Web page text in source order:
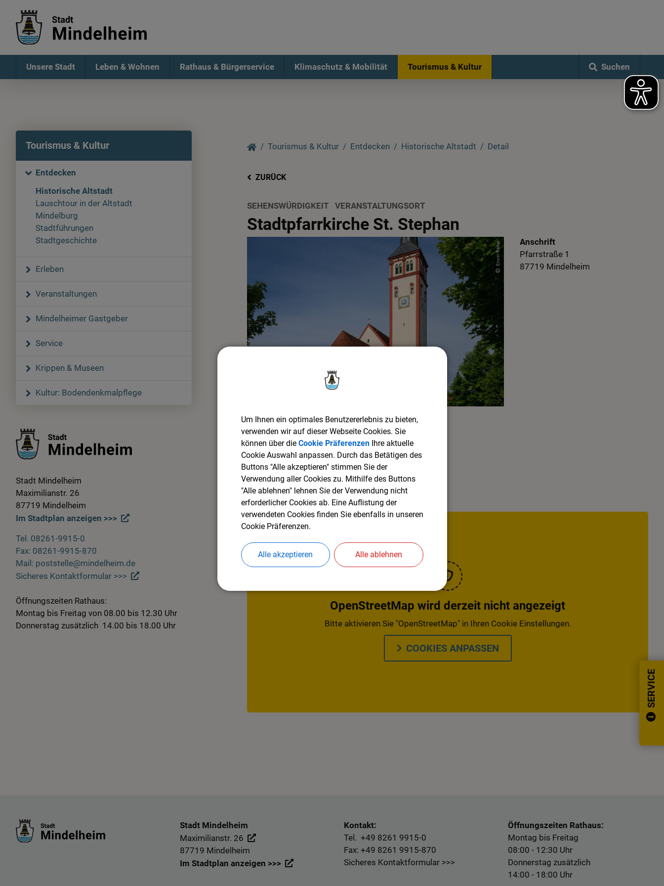
Suchen
Unsere Stadt Leben & Wohnen Rathaus & Bürgerservice Klimaschutz & Mobilität Tourismus & Kultur
SERVICE
Tourismus & Kultur
Entdecken
Historische Altstadt
Lauschtour in der Altstadt
Mindelburg
Stadtführungen
Stadtgeschichte
Erleben
Veranstaltungen
Mindelheimer Gastgeber
Service
Krippen & Museen
Kultur: Bodendenkmalpflege
Stadt Mindelheim
Maximilianstr. 26
87719 Mindelheim
Im Stadtplan anzeigen >>>
Tel. 08261-9915-0
Fax: 08261-9915-870
Mail: poststelle@mindelheim.de
Sicheres Kontaktformular >>>
Öffnungszeiten Rathaus:
Montag bis Freitag von 08.00 bis 12.30 Uhr
Donnerstag zusätzlich 14.00 bis 18.00 Uhr
Tourismus & Kultur Entdecken Historische Altstadt Detail
ZURÜCK
SEHENSWÜRDIGKEIT VERANSTALTUNGSORT
Stadtpfarrkirche St. Stephan
Erwin Reiter
Ansprechpartner:
Katholisches Pfarramt
Tel. 08261/762810
Anschrift
Pfarrstraße 1
87719 Mindelheim
OpenStreetMap wird derzeit nicht angezeigt
Bitte aktivieren Sie "OpenStreetMap" in Ihren Cookie Einstellungen.
COOKIES ANPASSEN
Stadt Mindelheim
Maximilianstr. 26
87719 Mindelheim
Im Stadtplan anzeigen >>>
Kontakt:
Tel. +49 8261 9915-0
Fax: +49 8261 9915-870
Sicheres Kontaktformular >>>
Öffnungszeiten Rathaus:
Montag bis Freitag
08:00 - 12:30 Uhr
Donnerstag zusätzlich
14:00 - 18:00 Uhr
Um Ihnen ein optimales Benutzererlebnis zu bieten,
verwenden wir auf dieser Webseite Cookies. Sie
können über die Cookie PräferenzenIhre aktuelle
Cookie Auswahl anpassen. Durch das Betätigen des
Buttons "Alle akzeptieren" stimmen Sie der
Verwendung aller Cookies zu. Mithilfe des Buttons
"Alle ablehnen" lehnen Sie der Verwendung nicht
erforderlicher Cookies ab. Eine Auflistung der
verwendeten Cookies finden Sie ebenfalls in unseren
Cookie Präferenzen.
Alle akzeptieren Alle ablehnen